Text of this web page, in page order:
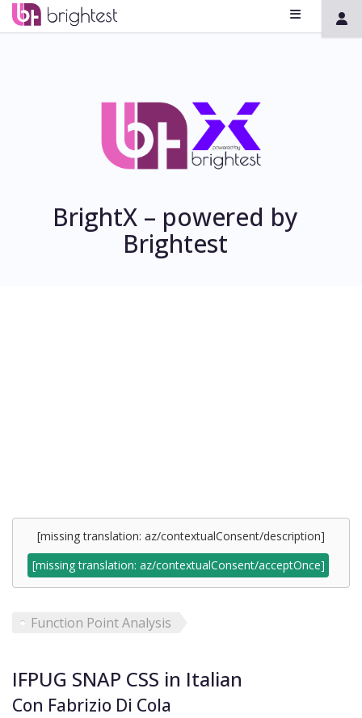
BrightX – powered by
Brightest
[missing translation: az/contextualConsent/description]
[missing translation: az/contextualConsent/acceptOnce]
Function Point Analysis
IFPUG SNAP CSS in Italian
Con Fabrizio Di Cola